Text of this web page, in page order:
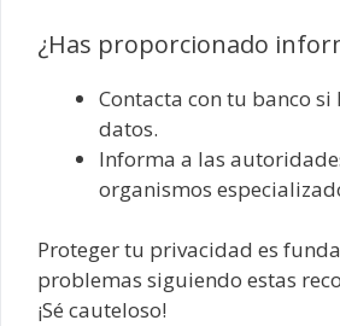
¿Has proporcionado
Contacta con tu banco
datos.
Informa a las
organismos
Proteger tu privacidad es
problemas siguiendo estas
¡Sé cauteloso!